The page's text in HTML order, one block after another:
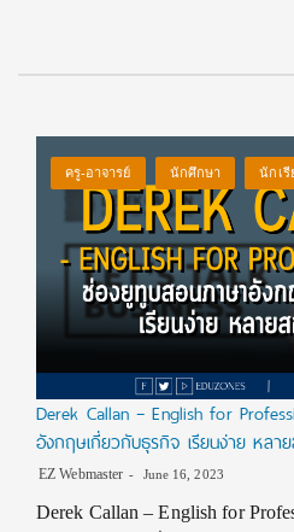
ครู-อาจารย์ นักศึกษา นักเรี
Derek Callan – English for
อังกฤษเกี่ยวกับธุรกิจ เรียนง่าย หล
EZ Webmaster June 16, 2023
Derek Callan – English for